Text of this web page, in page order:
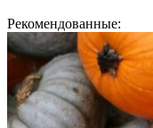
Рекомендованные: